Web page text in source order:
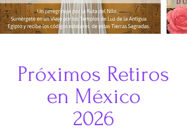
Próximos Retiros
en México
2026